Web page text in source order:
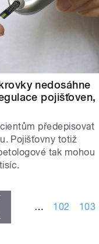
nedosáhne
pojišťoven,
předepisovat
Pojišťovny totiž
tak mohou
… 102 103